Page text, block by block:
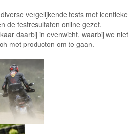
vergelijkende tests met identieke
de testresultaten online gezet.
daarbij in evenwicht, waarbij we niet
met producten om te gaan.